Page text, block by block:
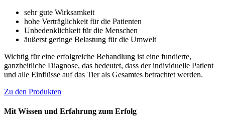
sehr gute Wirksamkeit
hohe Verträglichkeit für die Patienten
Unbedenklichkeit für die Menschen
äußerst geringe Belastung für die Umwelt
Wichtig für eine erfolgreiche Behandlung ist eine fundierte,
ganzheitliche Diagnose, das bedeutet, dass der individuelle Patient
und alle Einflüsse auf das Tier als Gesamtes betrachtet werden.
Zu den Produkten
Mit Wissen und Erfahrung zum Erfolg